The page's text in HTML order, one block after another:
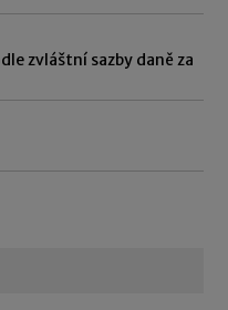
zvláštní sazby daně za